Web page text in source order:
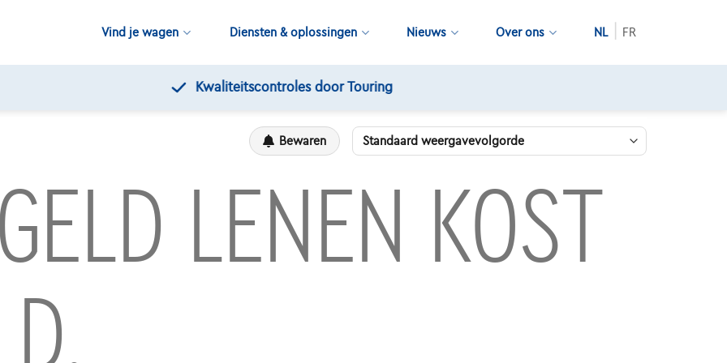
Vind je wagen Diensten & oplossingen Nieuws Over ons NL FR
Kwaliteitscontroles door Touring
Bewaren
LENEN KOST